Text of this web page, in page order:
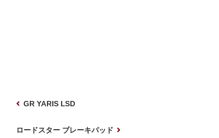
GR YARIS LSD
ロードスター ブレーキパッド